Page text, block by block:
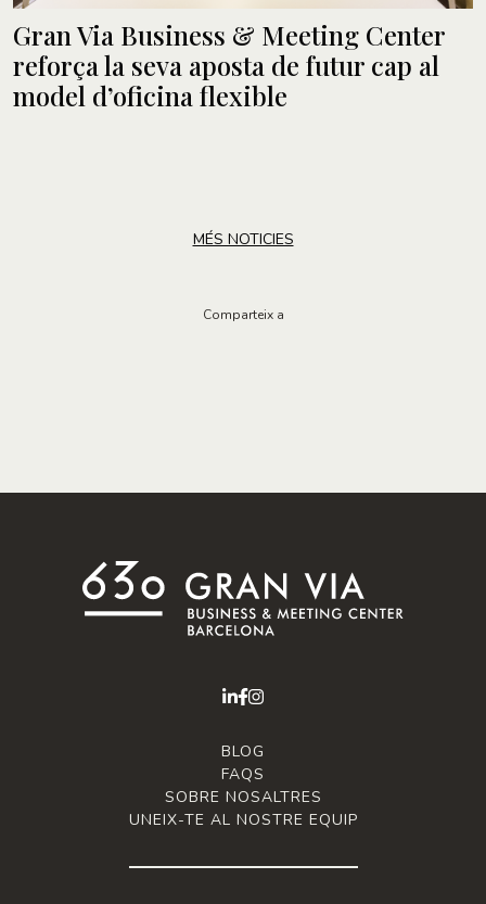
Gran Via Business & Meeting Center
reforça la seva aposta de futur cap al
model d’oficina flexible
MÉS NOTICIES
Comparteix a
BLOG
FAQS
SOBRE NOSALTRES
UNEIX-TE AL NOSTRE EQUIP